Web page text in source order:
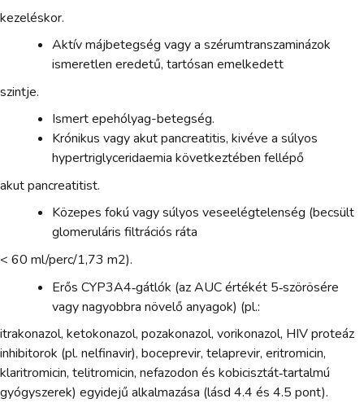
kezeléskor.
Aktív májbetegség vagy a szérumtranszaminázok
ismeretlen eredetű, tartósan emelkedett
szintje.
Ismert epehólyag-betegség.
Krónikus vagy akut pancreatitis, kivéve a súlyos
hypertriglyceridaemia következtében fellépő
akut pancreatitist.
Közepes fokú vagy súlyos veseelégtelenség (becsült
glomeruláris filtrációs ráta
< 60 ml/perc/1,73 m2).
Erős CYP3A4‑gátlók (az AUC értékét 5‑szörösére
vagy nagyobbra növelő anyagok) (pl.:
itrakonazol, ketokonazol, pozakonazol, vorikonazol, HIV proteáz
inhibitorok (pl. nelfinavir), boceprevir, telaprevir, eritromicin,
klaritromicin, telitromicin, nefazodon és kobicisztát‑tartalmú
gyógyszerek) egyidejű alkalmazása (lásd 4.4 és 4.5 pont).